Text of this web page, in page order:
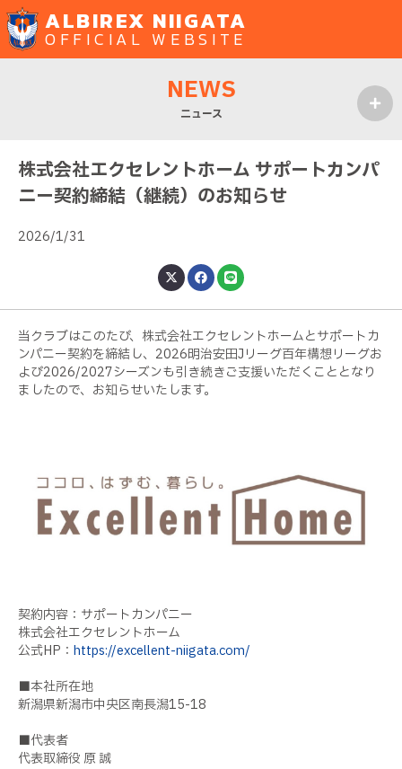
ALBIREX NIIGATA
OFFICIAL WEBSITE
NEWS
ニュース
株式会社エクセレントホーム サポートカンパ
ニー契約締結（継続）のお知らせ
2026/1/31
当クラブはこのたび、株式会社エクセレントホームとサポートカ
ンパニー契約を締結し、2026明治安田Jリーグ百年構想リーグお
よび2026/2027シーズンも引き続きご支援いただくこととなり
ましたので、お知らせいたします。
契約内容：サポートカンパニー
株式会社エクセレントホーム
公式HP： https://excellent-niigata.com/
■本社所在地
新潟県新潟市中央区南長潟15-18
■代表者
代表取締役 原 誠